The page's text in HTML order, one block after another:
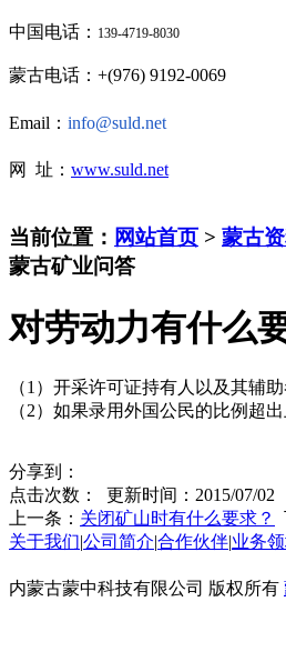
中国电话： 139-4719-8030
蒙古电话：+(976) 9192-0069
Email： info@suld.net
网 址： www.suld.net
当前位置： 网站首页 > 蒙古
蒙古矿业问答
对劳动力有什么
（1）开采许可证持有人以及其辅
（2）如果录用外国公民的比例超
分享到：
点击次数：
更新时间：2015/07/02
上一条： 关闭矿山时有什么要求？
关于我们 公司简介 合作伙伴 业务
内蒙古蒙中科技有限公司 版权所有